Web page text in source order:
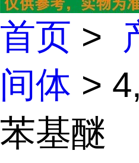
首页 >
间体 >
苯基醚